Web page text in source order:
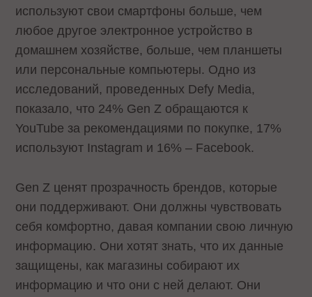
используют свои смартфоны больше, чем
любое другое электронное устройство в
домашнем хозяйстве, больше, чем планшеты
или персональные компьютеры. Одно из
исследований, проведенных Defy Media,
показало, что 24% Gen Z обращаются к
YouTube за рекомендациями по покупке, 17%
используют Instagram и 16% – Facebook.
Gen Z ценят прозрачность брендов, которые
они поддерживают. Они должны чувствовать
себя комфортно, давая компании свою личную
информацию. Они хотят знать, что их данные
защищены, как магазины собирают их
информацию и что они с ней делают. Они